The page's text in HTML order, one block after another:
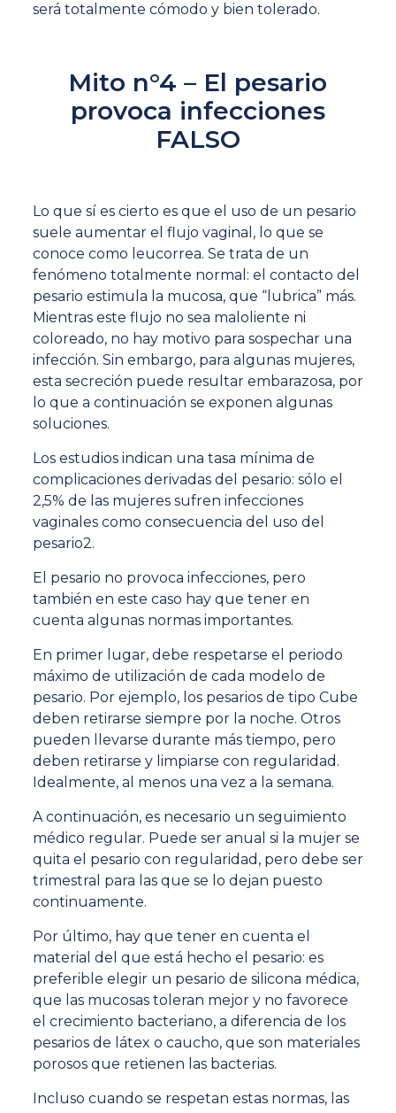
será totalmente cómodo y bien tolerado.
Mito n°4 – El pesario
provoca infecciones
FALSO
Lo que sí es cierto es que el uso de un pesario
suele aumentar el flujo vaginal, lo que se
conoce como leucorrea. Se trata de un
fenómeno totalmente normal: el contacto del
pesario estimula la mucosa, que “lubrica” más.
Mientras este flujo no sea maloliente ni
coloreado, no hay motivo para sospechar una
infección. Sin embargo, para algunas mujeres,
esta secreción puede resultar embarazosa, por
lo que a continuación se exponen algunas
soluciones.
Los estudios indican una tasa mínima de
complicaciones derivadas del pesario: sólo el
2,5% de las mujeres sufren infecciones
vaginales como consecuencia del uso del
pesario2.
El pesario no provoca infecciones, pero
también en este caso hay que tener en
cuenta algunas normas importantes.
En primer lugar, debe respetarse el periodo
máximo de utilización de cada modelo de
pesario. Por ejemplo, los pesarios de tipo Cube
deben retirarse siempre por la noche. Otros
pueden llevarse durante más tiempo, pero
deben retirarse y limpiarse con regularidad.
Idealmente, al menos una vez a la semana.
A continuación, es necesario un seguimiento
médico regular. Puede ser anual si la mujer se
quita el pesario con regularidad, pero debe ser
trimestral para las que se lo dejan puesto
continuamente.
Por último, hay que tener en cuenta el
material del que está hecho el pesario: es
preferible elegir un pesario de silicona médica,
que las mucosas toleran mejor y no favorece
el crecimiento bacteriano, a diferencia de los
pesarios de látex o caucho, que son materiales
porosos que retienen las bacterias.
Incluso cuando se respetan estas normas, las